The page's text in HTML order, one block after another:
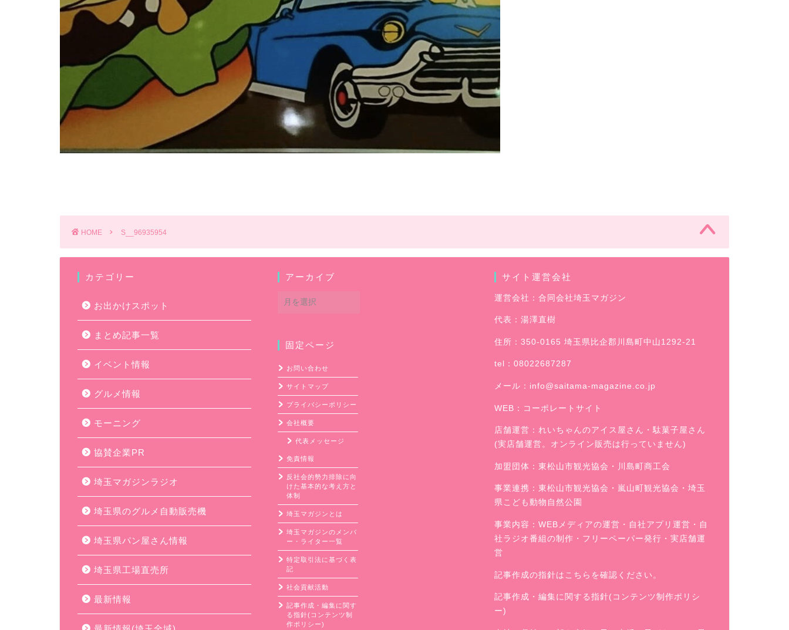
HOME S__96935954
カテゴリー
お出かけスポット
まとめ記事一覧
イベント情報
グルメ情報
モーニング
協賛企業PR
埼玉マガジンラジオ
埼玉県のグルメ自動販売機
埼玉県パン屋さん情報
埼玉県工場直売所
最新情報
アーカイブ
ア
ー
固定ページ
お問い合わせ
サイトマップ
プライバシーポリシー
会社概要
代表メッセージ
免責情報
反社会的勢力排除に向
けた基本的な考え方と
体制
埼玉マガジンとは
埼玉マガジンのメンバ
ー・ライター一覧
特定取引法に基づく表
記
社会貢献活動
記事作成・編集に関す
る指針(コンテンツ制
作ポリシー)
サイト運営会社
運営会社：合同会社埼玉マガジン
代表：湯澤直樹
住所：350-0165 埼玉県比企郡川島町中山1292-21
tel：08022687287
メール： info@saitama-magazine.co.jp
WEB： コーポレートサイト
店舗運営：れいちゃんのアイス屋さん ・駄菓子屋さん
(実店舗運営。オンライン販売は行っていません)
加盟団体：東松山市観光協会・川島町商工会
事業連携：東松山市観光協会・嵐山町観光協会・埼玉
県こども動物自然公園
事業内容：WEBメディアの運営・自社アプリ運営・自
社ラジオ番組の制作・フリーペーパー発行・実店舗運
営
記事作成の指針はこちらを確認ください。
記事作成・編集に関する指針(コンテンツ制作ポリシ
ー)